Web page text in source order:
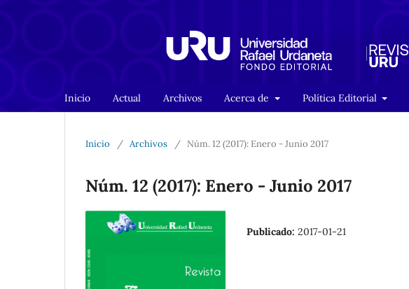
Inicio Actual Archivos Acerca de Política Editorial
Inicio / Archivos / Núm. 12 (2017): Enero - Junio 2017
Núm. 12 (2017): Enero - Junio 2017
Publicado: 2017-01-21